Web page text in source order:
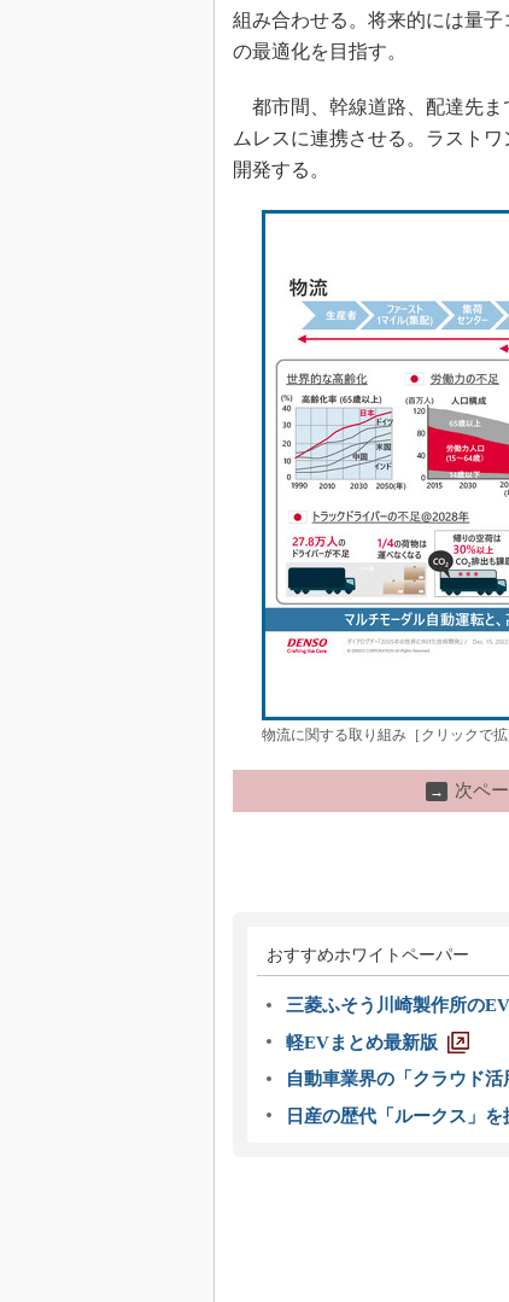
組み合わせる。将来的には量
の最適化を目指す。
都市間、幹線道路、配達先ま
ムレスに連携させる。ラスト
開発する。
物流に関する取り組み［クリックで
→ 次ペ
おすすめホワイトペーパー
三菱ふそう川崎製作所の
軽EVまとめ最新版
自動車業界の「クラウド
日産の歴代「ルークス」を